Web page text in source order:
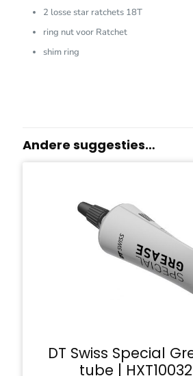
2 losse star ratchets 18T
ring nut voor Ratchet
shim ring
Andere suggesties…
DT Swiss Special
tube |